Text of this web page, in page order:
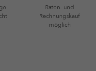
Raten- und
Rechnungskauf
möglich